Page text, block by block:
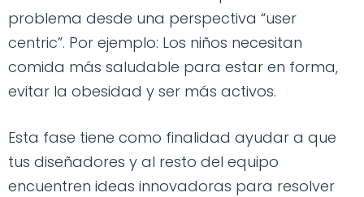
problema desde una perspectiva “user
centric”. Por ejemplo: Los niños necesitan
comida más saludable para estar en forma,
evitar la obesidad y ser más activos.
Esta fase tiene como finalidad ayudar a que
tus diseñadores y al resto del equipo
encuentren ideas innovadoras para resolver